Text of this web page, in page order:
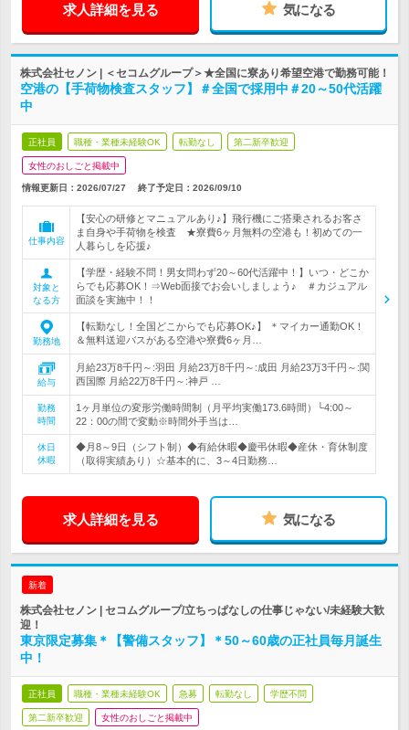
求人詳細を見る 気になる
株式会社セノン | ＜セコムグループ＞★全国に寮あり希望空港で勤務可能！
空港の【手荷物検査スタッフ】＃全国で採用中＃20～50代活躍
中
正社員 職種・業種未経験OK 転勤なし 第二新卒歓迎
女性のおしごと掲載中
情報更新日：2026/07/27 終了予定日： 2026/09/10
仕事内容
【安心の研修とマニュアルあり♪】飛行機にご搭乗されるお客さ
ま自身や手荷物を検査 ★寮費6ヶ月無料の空港も！初めての一
人暮らしを応援♪
対象と
なる方
【学歴・経験不問！男女問わず20～60代活躍中！】いつ・どこか
らでも応募OK！⇒Web面接でお会いしましょう♪ ＃カジュアル
面談を実施中！！
勤務地
【転勤なし！全国どこからでも応募OK♪】 ＊マイカー通勤OK！
＆無料送迎バスがある空港や寮費6ヶ月…
給与
月給23万8千円～:羽田 月給23万8千円～:成田 月給23万3千円～:関
西国際 月給22万8千円～:神戸 …
勤務
時間
1ヶ月単位の変形労働時間制（月平均実働173.6時間）└4:00～
22：00の間で変動※時間外手当は…
休日
休暇
◆月8～9日（シフト制）◆有給休暇◆慶弔休暇◆産休・育休制度
（取得実績あり）☆基本的に、3～4日勤務…
求人詳細を見る 気になる
新着
株式会社セノン | セコムグループ/立ちっぱなしの仕事じゃない/未経験大歓
迎！
東京限定募集＊【警備スタッフ】＊50～60歳の正社員毎月誕生
中！
正社員 職種・業種未経験OK 急募 転勤なし 学歴不問
第二新卒歓迎 女性のおしごと掲載中